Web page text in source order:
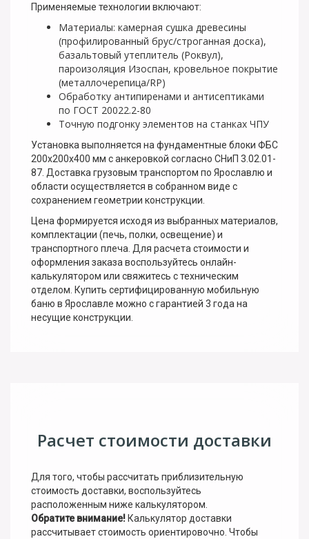
Применяемые технологии включают:
Материалы: камерная сушка древесины
(профилированный брус/строганная доска),
базальтовый утеплитель (Роквул),
пароизоляция Изоспан, кровельное покрытие
(металлочерепица/RP)
Обработку антипиренами и антисептиками
по ГОСТ 20022.2-80
Точную подгонку элементов на станках ЧПУ
Установка выполняется на фундаментные блоки ФБС
200х200х400 мм с анкеровкой согласно СНиП 3.02.01-
87. Доставка грузовым транспортом по Ярославлю и
области осуществляется в собранном виде с
сохранением геометрии конструкции.
Цена формируется исходя из выбранных материалов,
комплектации (печь, полки, освещение) и
транспортного плеча. Для расчета стоимости и
оформления заказа воспользуйтесь онлайн-
калькулятором или свяжитесь с техническим
отделом. Купить сертифицированную мобильную
баню в Ярославле можно с гарантией 3 года на
несущие конструкции.
Расчет стоимости доставки
Для того, чтобы рассчитать приблизительную
стоимость доставки, воспользуйтесь
расположенным ниже калькулятором.
Обратите внимание! Калькулятор доставки
рассчитывает стоимость ориентировочно. Чтобы